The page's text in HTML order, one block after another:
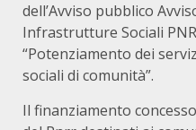
dell’Avviso pubblico
Infrastrutture Sociali
“Potenziamento dei
sociali di comunità”.
Il finanziamento